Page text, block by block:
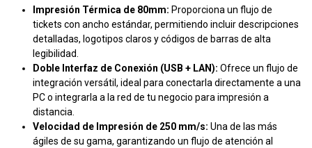
Impresión Térmica de 80mm: Proporciona un flujo de
tickets con ancho estándar, permitiendo incluir descripciones
detalladas, logotipos claros y códigos de barras de alta
legibilidad.
Doble Interfaz de Conexión (USB + LAN): Ofrece un flujo de
integración versátil, ideal para conectarla directamente a una
PC o integrarla a la red de tu negocio para impresión a
distancia.
Velocidad de Impresión de 250 mm/s: Una de las más
ágiles de su gama, garantizando un flujo de atención al